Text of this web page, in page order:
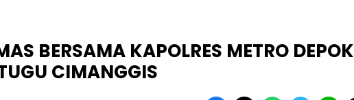
BERSAMA KAPOLRES METRO DEPOK
CIMANGGIS